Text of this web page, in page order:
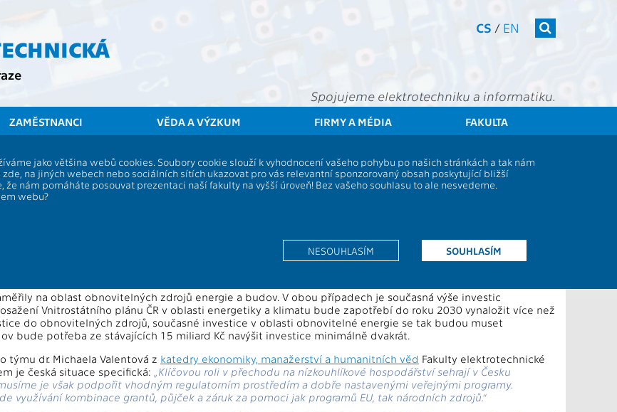
CS / EN
Spojujeme elektrotechniku a informatiku.
ZAMĚSTNANCI VĚDA A VÝZKUM FIRMY A MÉDIA FAKULTA
jako většina webů cookies. Soubory cookie slouží k vyhodnocení vašeho pohybu po našich stránkách a tak nám
na jiných webech nebo sociálních sítích ukazovat pro vás relevantní sponzorovaný obsah poskytující bližší
nám pomáháte posouvat prezentaci naší fakulty na vyšší úroveň! Bez vašeho souhlasu to ale nesvedeme.
webu?
SOUHLASÍM
NESOUHLASÍM
musí zšestinásobit investice do obnovitelné energie, aby
cílů do roku 2030
zmapovat jejich současný stav a připravit investiční plány pro dosažení klimaticko-energetických cílů k
probíhal ve spolupráci s Technickou univerzitou v Rize (Lotyšsko) a Institutem pro ochranu klimatu,
na oblast obnovitelných zdrojů energie a budov. V obou případech je současná výše investic
Vnitrostátního plánu ČR v oblasti energetiky a klimatu bude zapotřebí do roku 2030 vynaložit více než
do obnovitelných zdrojů, současné investice v oblasti obnovitelné energie se tak budou muset
bude potřeba ze stávajících 15 miliard Kč navýšit investice minimálně dvakrát.
týmu dr. Michaela Valentová z katedry ekonomiky, manažerství a humanitních věd Fakulty elektrotechnické
je česká situace specifická: „Klíčovou roli v přechodu na nízkouhlíkové hospodářství sehrají v Česku
je však podpořit vhodným regulatorním prostředím a dobře nastavenými veřejnými programy.
využívání kombinace grantů, půjček a záruk za pomoci jak programů EU, tak národních zdrojů.“